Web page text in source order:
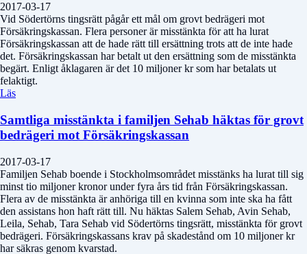
2017-03-17
Vid Södertörns tingsrätt pågår ett mål om grovt bedrägeri mot
Försäkringskassan. Flera personer är misstänkta för att ha lurat
Försäkringskassan att de hade rätt till ersättning trots att de inte hade
det. Försäkringskassan har betalt ut den ersättning som de misstänkta
begärt. Enligt åklagaren är det 10 miljoner kr som har betalats ut
felaktigt.
Läs
Samtliga misstänkta i familjen Sehab häktas för grovt
bedrägeri mot Försäkringskassan
2017-03-17
Familjen Sehab boende i Stockholmsområdet misstänks ha lurat till sig
minst tio miljoner kronor under fyra års tid från Försäkringskassan.
Flera av de misstänkta är anhöriga till en kvinna som inte ska ha fått
den assistans hon haft rätt till. Nu häktas Salem Sehab, Avin Sehab,
Leila, Sehab, Tara Sehab vid Södertörns tingsrätt, misstänkta för grovt
bedrägeri. Försäkringskassans krav på skadestånd om 10 miljoner kr
har säkras genom kvarstad.